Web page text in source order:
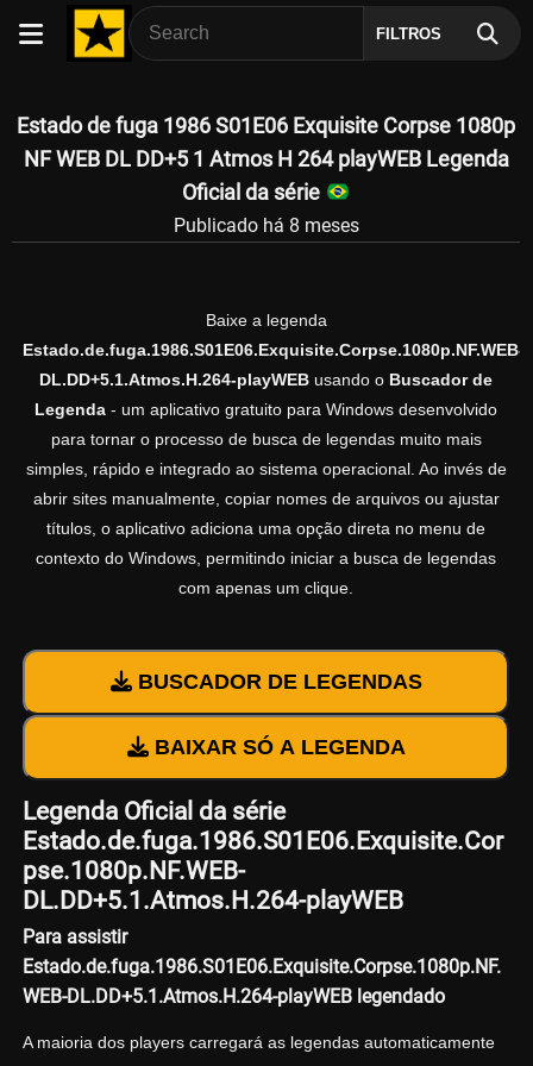
FILTROS
Estado de fuga 1986 S01E06 Exquisite Corpse 1080p
NF WEB DL DD+5 1 Atmos H 264 playWEB Legenda
Oficial da série
Publicado há 8 meses
Baixe a legenda
Estado.de.fuga.1986.S01E06.Exquisite.Corpse.1080p.NF.WEB-
DL.DD+5.1.Atmos.H.264-playWEB usando o Buscador de
Legenda - um aplicativo gratuito para Windows desenvolvido
para tornar o processo de busca de legendas muito mais
simples, rápido e integrado ao sistema operacional. Ao invés de
abrir sites manualmente, copiar nomes de arquivos ou ajustar
títulos, o aplicativo adiciona uma opção direta no menu de
contexto do Windows, permitindo iniciar a busca de legendas
com apenas um clique.
BUSCADOR DE LEGENDAS
BAIXAR SÓ A LEGENDA
Legenda Oficial da série
Estado.de.fuga.1986.S01E06.Exquisite.Cor
pse.1080p.NF.WEB-
DL.DD+5.1.Atmos.H.264-playWEB
Para assistir
Estado.de.fuga.1986.S01E06.Exquisite.Corpse.1080p.NF.
WEB-DL.DD+5.1.Atmos.H.264-playWEB legendado
A maioria dos players carregará as legendas automaticamente